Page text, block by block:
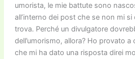
umorista, le mie battute sono
all’interno dei post che se non mi
trova. Perché un divulgatore
dell’umorismo, allora? Ho provato a
che mi ha dato una risposta direi